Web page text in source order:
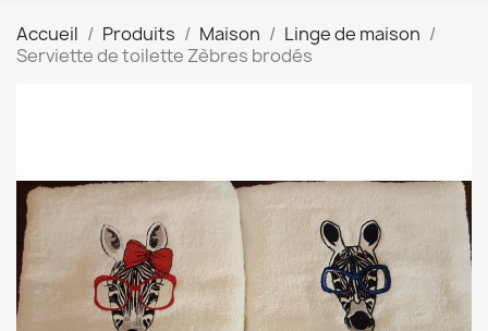
Accueil Produits Maison
Linge de maison
Serviette de toilette Zèbres brodés